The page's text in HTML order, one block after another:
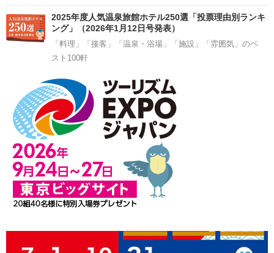
2025年度人気温泉旅館ホテル250選「投票理由別ランキ
ング」（2026年1月12日号発表）
「料理」「接客」「温泉・浴場」「施設」「雰囲気」のベ
スト100軒